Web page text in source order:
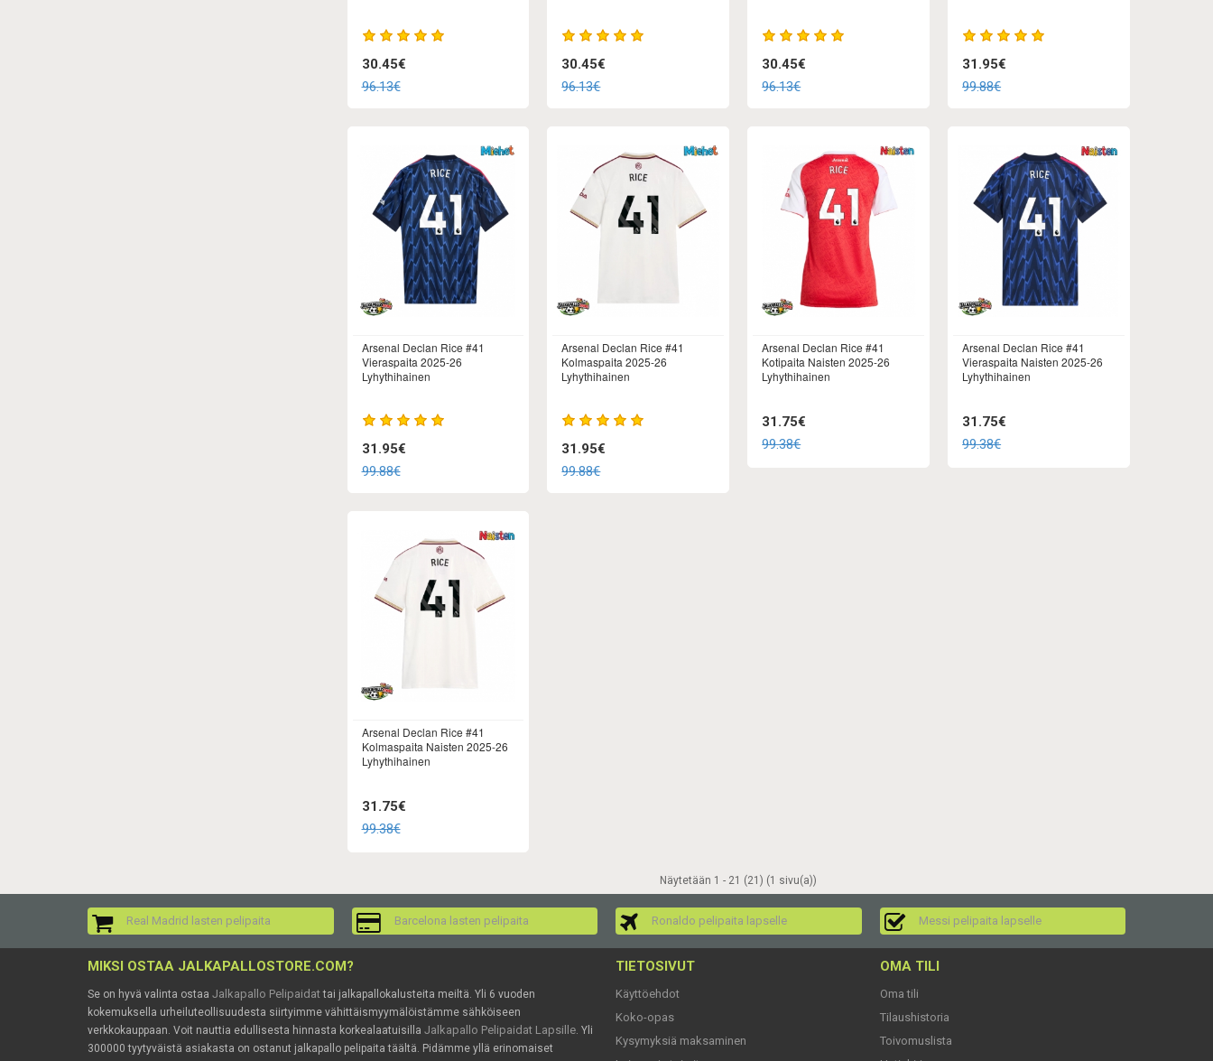
30.45€
96.13€
30.45€
96.13€
30.45€
96.13€
31.95€
99.88€
Arsenal Declan Rice #41
Vieraspaita 2025-26
Lyhythihainen
31.95€
99.88€
Arsenal Declan Rice #41
Kolmaspaita 2025-26
Lyhythihainen
31.95€
99.88€
Arsenal Declan Rice #41
Kotipaita Naisten 2025-26
Lyhythihainen
31.75€
99.38€
Arsenal Declan Rice #41
Vieraspaita Naisten 2025-26
Lyhythihainen
31.75€
99.38€
Arsenal Declan Rice #41
Kolmaspaita Naisten 2025-26
Lyhythihainen
31.75€
99.38€
Näytetään 1 - 21 (21) (1 sivu(a))
Real Madrid lasten pelipaita Barcelona lasten pelipaita Ronaldo pelipaita lapselle Messi pelipaita lapselle
MIKSI OSTAA JALKAPALLOSTORE.COM?
Se on hyvä valinta ostaa Jalkapallo Pelipaidattai jalkapallokalusteita meiltä. Yli 6 vuoden
kokemuksella urheiluteollisuudesta siirtyimme vähittäismyymälöistämme sähköiseen
verkkokauppaan. Voit nauttia edullisesta hinnasta korkealaatuisilla Jalkapallo Pelipaidat Lapsille . Yli
300000 tyytyväistä asiakasta on ostanut jalkapallo pelipaita täältä. Pidämme yllä erinomaiset
TIETOSIVUT
Käyttöehdot
Koko-opas
Kysymyksiä maksaminen
OMA TILI
Oma tili
Tilaushistoria
Toivomuslista